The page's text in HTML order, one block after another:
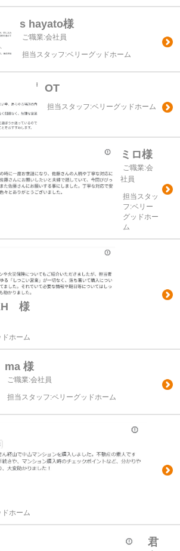
s hayato様
ご職業:会社員
担当スタッフ:ベリーグッドホーム
OT
担当スタッフ:ベリーグッドホーム
ミロ様
ご職業:会
社員
担当スタッ
フ:ベリー
グッドホー
ム
様
ホーム
ma 様
ご職業:会社員
担当スタッフ:ベリーグッドホーム
ホーム
君